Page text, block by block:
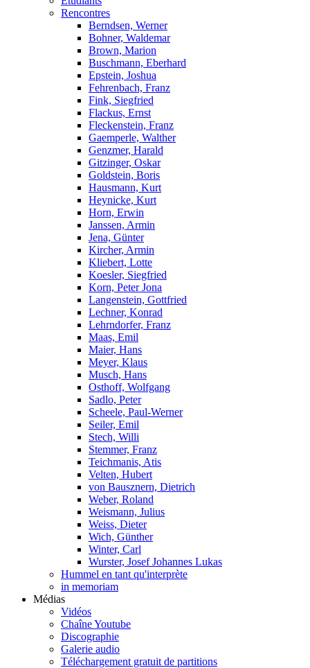
Rencontres
Berndsen, Werner
Bohner, Waldemar
Brown, Marion
Buschmann, Eberhard
Epstein, Joshua
Fehrenbach, Franz
Fink, Siegfried
Flackus, Ernst
Fleckenstein, Franz
Gaemperle, Walther
Genzmer, Harald
Gitzinger, Oskar
Goldstein, Boris
Hausmann, Kurt
Heynicke, Kurt
Horn, Erwin
Janssen, Armin
Jena, Günter
Kircher, Armin
Kliebert, Lotte
Koesler, Siegfried
Korn, Peter Jona
Langenstein, Gottfried
Lechner, Konrad
Lehrndorfer, Franz
Maas, Emil
Maier, Hans
Meyer, Klaus
Musch, Hans
Osthoff, Wolfgang
Sadlo, Peter
Scheele, Paul-Werner
Seiler, Emil
Stech, Willi
Stemmer, Franz
Teichmanis, Atis
Velten, Hubert
von Bausznern, Dietrich
Weber, Roland
Weismann, Julius
Weiss, Dieter
Wich, Günther
Winter, Carl
Wurster, Josef Johannes Lukas
Hummel en tant qu'interprète
in memoriam
Médias
Vidéos
Chaîne Youtube
Discographie
Galerie audio
Téléchargement gratuit de partitions